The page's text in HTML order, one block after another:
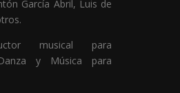
García Abril, Luis de
musical para
y Música para